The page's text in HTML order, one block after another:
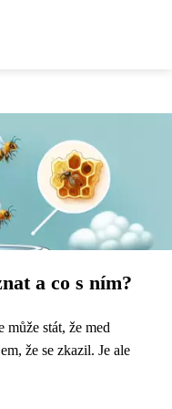
a co s ním?
stát, že med
že se zkazil. Je ale